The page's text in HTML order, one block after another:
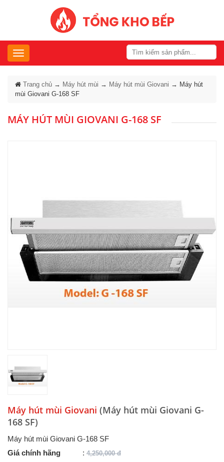
Toggle
navigation
Trang chủ → Máy hút mùi → Máy hút mùi Giovani → Máy hút
mùi Giovani G-168 SF
MÁY HÚT MÙI GIOVANI G-168 SF
Máy hút mùi Giovani (Máy hút mùi Giovani G-
168 SF)
Máy hút mùi Giovani G-168 SF
Giá chính hãng
: 4,250,000đ